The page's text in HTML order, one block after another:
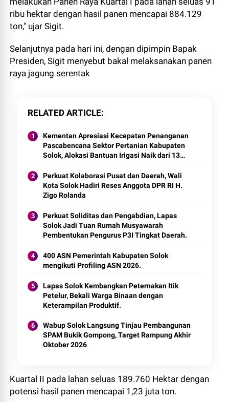
ribu hektar dengan hasil panen mencapai 884.129
ton," ujar Sigit.
Selanjutnya pada hari ini, dengan dipimpin Bapak
Presiden, Sigit menyebut bakal melaksanakan panen
raya jagung serentak
RELATED ARTICLE
Kementan Apresiasi Kecepatan Penanganan
Pascabencana Sektor Pertanian Kabupaten
Solok, Alokasi Bantuan Irigasi Naik dari 13
Perkuat Kolaborasi Pusat dan Daerah, Wali
Kota Solok Hadiri Reses Anggota DPR RI H.
Zigo Rolanda
Perkuat Soliditas dan Pengabdian, Lapas
Solok Jadi Tuan Rumah Musyawarah
Pembentukan Pengurus P3I Tingkat Daerah.
400 ASN Pemerintah Kabupaten Solok
mengikuti Profiling ASN 2026.
Lapas Solok Kembangkan Peternakan Itik
Petelur, Bekali Warga Binaan dengan
Keterampilan Produktif.
Wabup Solok Langsung Tinjau Pembangunan
SPAM Bukik Gompong, Target Rampung Akhir
Oktober 2026
Kuartal II pada lahan seluas 189.760 Hektar dengan
potensi hasil panen mencapai 1,23 juta ton.